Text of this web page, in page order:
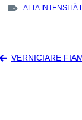
TAGS
ALTA INTENSITÀ
articoli
VERNICIARE